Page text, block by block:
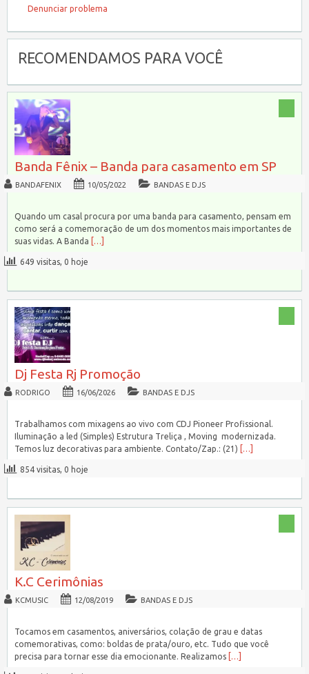
Denunciar problema
RECOMENDAMOS PARA VOCÊ
Banda Fênix – Banda para casamento em SP
BANDAFENIX 10/05/2022 BANDAS E DJS
Quando um casal procura por uma banda para casamento, pensam em
como será a comemoração de um dos momentos mais importantes de
suas vidas. A Banda
[…]
649 visitas, 0 hoje
Dj Festa Rj Promoção
RODRIGO 16/06/2026 BANDAS E DJS
Trabalhamos com mixagens ao vivo com CDJ Pioneer Profissional.
Iluminação a led (Simples) Estrutura Treliça , Moving modernizada.
Temos luz decorativas para ambiente. Contato/Zap.: (21)
[…]
854 visitas, 0 hoje
K.C Cerimônias
KCMUSIC 12/08/2019 BANDAS E DJS
Tocamos em casamentos, aniversários, colação de grau e datas
comemorativas, como: boldas de prata/ouro, etc. Tudo que você
precisa para tornar esse dia emocionante. Realizamos
[…]